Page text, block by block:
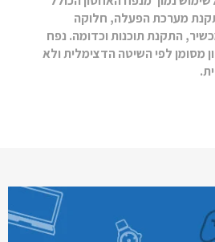
מערכת הפעלה, חלוקה
התקנת תוכנות וכדומה. נפח
מסומן לפי השיטה הדצימלית ולא